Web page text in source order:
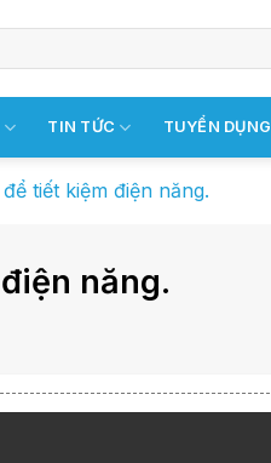
TIN TỨC TUYỂN DỤNG
tiết kiệm điện năng.
năng.